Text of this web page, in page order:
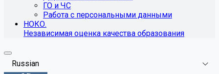
ГО и ЧС
Работа с персональными данными
НОКО.
Независимая оценка качества образования
Russian